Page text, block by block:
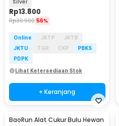
Silver
Rp13.800
Rp30.900 56%
Online JKTP
JKTB
JKTU
TGR CKP
PBKS
PDPK
Lihat Ketersediaan Stok
+ Keranjang
BaoRun Alat Cukur Bulu Hewan